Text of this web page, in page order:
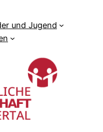
und Jugend